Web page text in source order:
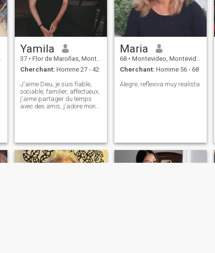
Yamila
37 • Flor de Maroñas, Montevideo, Uruguay
Cherchant: Homme 27 - 42
J'aime Dieu, je suis fiable,
sociable, familier, affectueux,
j'aime partager du temps
avec des amis, j'adore mon
Maria
68 • Montevideo, Montevideo, Uruguay
Cherchant: Homme 56 - 68
Alegre, reflexiva.muy realista